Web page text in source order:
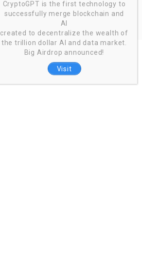
CryptoGPT is the first technology to
successfully merge blockchain and
AI
created to decentralize the wealth of
the trillion dollar AI and data market.
Big Airdrop announced!
Visit